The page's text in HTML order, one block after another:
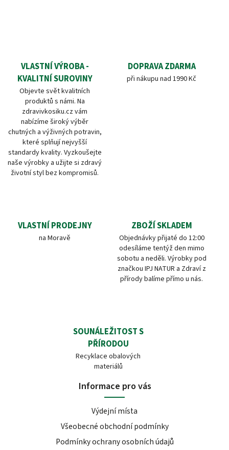
VLASTNÍ VÝROBA -
KVALITNÍ SUROVINY
Objevte svět kvalitních
produktů s námi. Na
zdravivkosiku.cz vám
nabízíme široký výběr
chutných a výživných potravin,
které splňují nejvyšší
standardy kvality. Vyzkoušejte
naše výrobky a užijte si zdravý
životní styl bez kompromisů.
DOPRAVA ZDARMA
při nákupu nad 1990 Kč
VLASTNÍ PRODEJNY
na Moravě
ZBOŽÍ SKLADEM
Objednávky přijaté do 12:00
odesíláme tentýž den mimo
sobotu a neděli. Výrobky pod
značkou IPJ NATUR a Zdraví z
přírody balíme přímo u nás.
SOUNÁLEŽITOST S
PŘÍRODOU
Recyklace obalových
materiálů
Informace pro vás
Výdejní místa
Všeobecné obchodní podmínky
Podmínky ochrany osobních údajů